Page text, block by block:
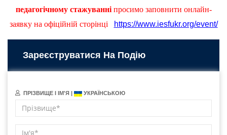
педагогічному стажуванні просимо заповнити онлайн-
заявку на офіційній сторінці
https://www.iesfukr.org/event/
Зареєструватися На Подію
ПРІЗВИЩЕ І ІМ'Я | УКРАЇНСЬКОЮ